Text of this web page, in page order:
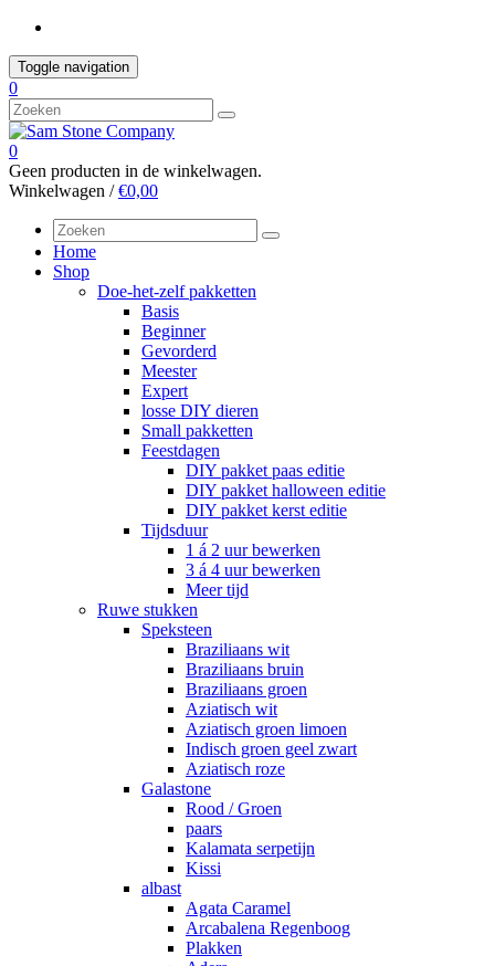
Skip
content
Toggle navigation
0
0
Geen producten in de winkelwagen.
Winkelwagen /€0,00
Home
Shop
Doe-het-zelf pakketten
Basis
Beginner
Gevorderd
Meester
Expert
losse DIY dieren
Small pakketten
Feestdagen
DIY pakket paas editie
DIY pakket halloween editie
DIY pakket kerst editie
Tijdsduur
1 á 2 uur bewerken
3 á 4 uur bewerken
Meer tijd
Ruwe stukken
Speksteen
Braziliaans wit
Braziliaans bruin
Braziliaans groen
Aziatisch wit
Aziatisch groen limoen
Indisch groen geel zwart
Aziatisch roze
Galastone
Rood / Groen
paars
Kalamata serpetijn
Kissi
albast
Agata Caramel
Arcabalena Regenboog
Plakken